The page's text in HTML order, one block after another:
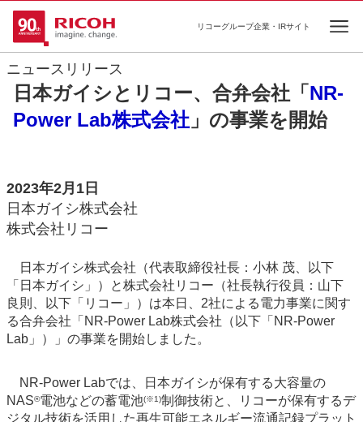
リコーグループ企業・IRサイト
ニュースリリース
日本ガイシとリコー、合弁会社「 NR-
Power Lab株式会社 」の事業を開始
2023年2月1日
日本ガイシ株式会社
株式会社リコー
日本ガイシ株式会社（代表取締役社長：小林 茂、以下
「日本ガイシ」）と株式会社リコー（社長執行役員：山下
良則、以下「リコー」）は本日、2社による電力事業に関す
る合弁会社「NR-Power Lab株式会社（以下「NR-Power
Lab」）」の事業を開始しました。
NR-Power Labでは、日本ガイシが保有する大容量の
NAS®電池などの蓄電池(※1)制御技術と、リコーが保有するデ
ジタル技術を活用した再生可能エネルギー流通記録プラット